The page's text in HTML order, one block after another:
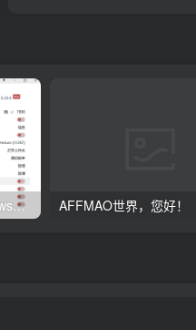
Clash订阅教程 For Windows中文使用图文教程 AFFMAO世界，您好！